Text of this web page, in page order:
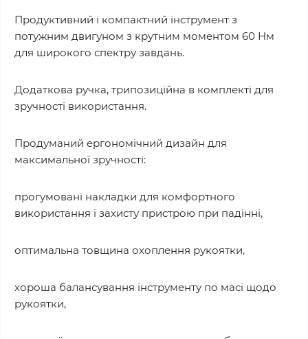
Продуктивний і компактний інструмент з
потужним двигуном з крутним моментом 60 Нм
для широкого спектру завдань.
Додаткова ручка, трипозиційна в комплекті для
зручності використання.
Продуманий ергономічний дизайн для
максимальної зручності:
прогумовані накладки для комфортного
використання і захисту пристрою при падінні,
оптимальна товщина охоплення рукоятки,
хороша балансування інструменту по масі щодо
рукоятки,